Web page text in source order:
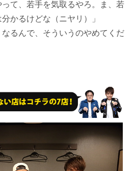
って、若手を気取るやろ。ま、若
かるけどな（ニヤリ）」
なるんで、そういうのやめてくだ